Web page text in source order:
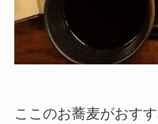
ここのお蕎麦がおすす